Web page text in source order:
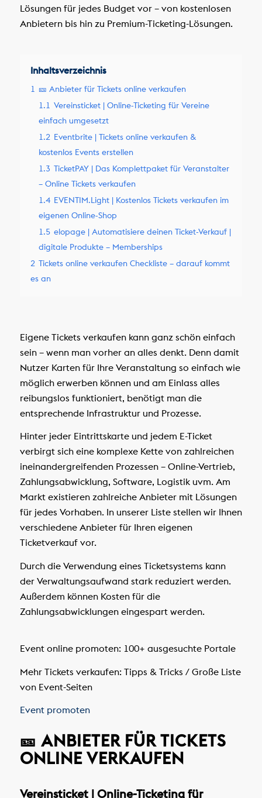
Lösungen für jedes Budget vor – von kostenlosen
Anbietern bis hin zu Premium-Ticketing-Lösungen.
Inhaltsverzeichnis
1 🎫 Anbieter für Tickets online verkaufen
1.1 Vereinsticket | Online-Ticketing für Vereine
einfach umgesetzt
1.2 Eventbrite | Tickets online verkaufen &
kostenlos Events erstellen
1.3 TicketPAY | Das Komplettpaket für Veranstalter
– Online Tickets verkaufen
1.4 EVENTIM.Light | Kostenlos Tickets verkaufen im
eigenen Online-Shop
1.5 elopage | Automatisiere deinen Ticket-Verkauf |
digitale Produkte – Memberships
2 Tickets online verkaufen Checkliste – darauf kommt
es an
Eigene Tickets verkaufen kann ganz schön einfach
sein – wenn man vorher an alles denkt. Denn damit
Nutzer Karten für Ihre Veranstaltung so einfach wie
möglich erwerben können und am Einlass alles
reibungslos funktioniert, benötigt man die
entsprechende Infrastruktur und Prozesse.
Hinter jeder Eintrittskarte und jedem E-Ticket
verbirgt sich eine komplexe Kette von zahlreichen
ineinandergreifenden Prozessen – Online-Vertrieb,
Zahlungsabwicklung, Software, Logistik uvm. Am
Markt existieren zahlreiche Anbieter mit Lösungen
für jedes Vorhaben. In unserer Liste stellen wir Ihnen
verschiedene Anbieter für Ihren eigenen
Ticketverkauf vor.
Durch die Verwendung eines Ticketsystems kann
der Verwaltungsaufwand stark reduziert werden.
Außerdem können Kosten für die
Zahlungsabwicklungen eingespart werden.
Event online promoten: 100+ ausgesuchte Portale
Mehr Tickets verkaufen: Tipps & Tricks / Große Liste
von Event-Seiten
Event promoten
🎫 ANBIETER FÜR TICKETS
ONLINE VERKAUFEN
Vereinsticket | Online-Ticketing für